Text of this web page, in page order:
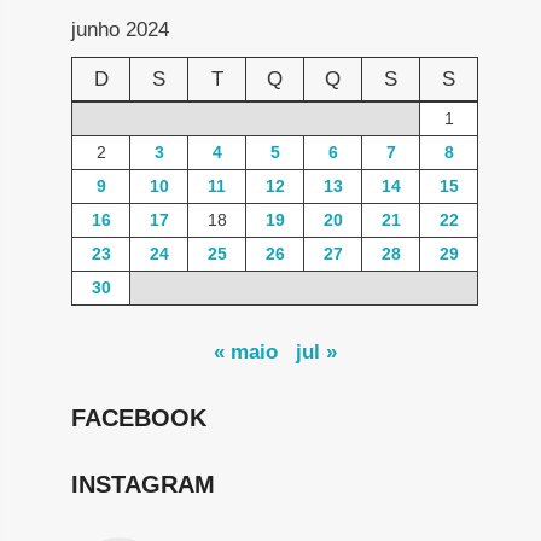
junho 2024
D S T Q Q S S
1
2
3 4 5 6 7
8
9
10 11 12 13 14
15
16
17 18 19 20 21
22
23
24 25 26 27 28
29
30
« maio jul »
FACEBOOK
INSTAGRAM